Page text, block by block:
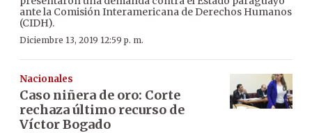
ante la Comisión Interamericana de Derechos Humanos
(CIDH).
Diciembre 13, 2019 12:59 p. m.
Nacionales
Caso niñera de oro: Corte
rechaza último recurso de
Víctor Bogado